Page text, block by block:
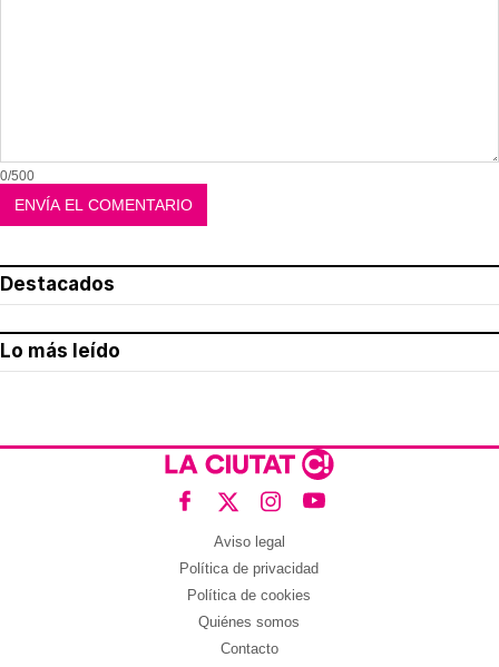
0/500
Destacados
Lo más leído
Aviso legal
Política de privacidad
Política de cookies
Quiénes somos
Contacto